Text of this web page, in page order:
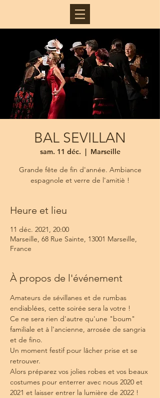
BAL SEVILLAN
sam. 11 déc.
  |
Marseille
Grande fête de fin d'année. Ambiance
espagnole et verre de l'amitiè !
Heure et lieu
11 déc. 2021, 20:00
Marseille, 68 Rue Sainte, 13001 Marseille,
France
À propos de l'événement
Amateurs de sévillanes et de rumbas
endiablées, cette soirée sera la votre !
Ce ne sera rien d'autre qu'une "boum"
familiale et à l'ancienne, arrosée de sangria
et de fino.
Un moment festif pour lâcher prise et se
retrouver.
Alors préparez vos jolies robes et vos beaux
costumes pour enterrer avec nous 2020 et
2021 et laisser entrer la lumière de 2022 !